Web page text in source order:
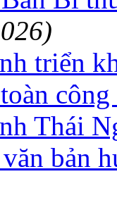
triển
công
Thái
bản